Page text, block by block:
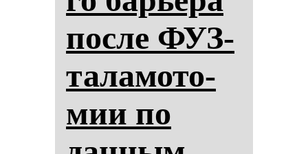
пос­ле ФУЗ-
та­ла­мо­то­
мии по